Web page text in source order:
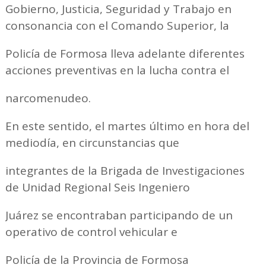
Gobierno, Justicia, Seguridad y Trabajo en
consonancia con el Comando Superior, la
Policía de Formosa lleva adelante diferentes
acciones preventivas en la lucha contra el
narcomenudeo.
En este sentido, el martes último en hora del
mediodía, en circunstancias que
integrantes de la Brigada de Investigaciones
de Unidad Regional Seis Ingeniero
Juárez se encontraban participando de un
operativo de control vehicular e
Policía de la Provincia de Formosa